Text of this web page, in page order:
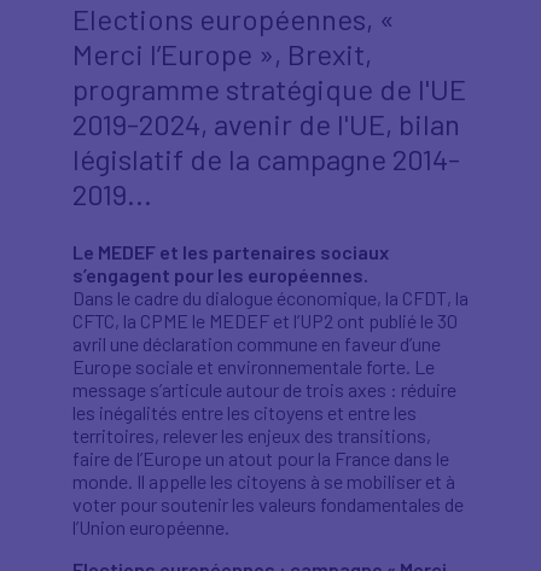
Elections européennes, «
Merci l’Europe », Brexit,
programme stratégique de l'UE
2019-2024, avenir de l'UE, bilan
législatif de la campagne 2014-
2019...
Le MEDEF et les partenaires sociaux
s’engagent pour les européennes.
Dans le cadre du dialogue économique, la CFDT, la
CFTC, la CPME le MEDEF et l’UP2 ont publié le 30
avril une déclaration commune en faveur d’une
Europe sociale et environnementale forte. Le
message s’articule autour de trois axes : réduire
les inégalités entre les citoyens et entre les
territoires, relever les enjeux des transitions,
faire de l’Europe un atout pour la France dans le
monde. Il appelle les citoyens à se mobiliser et à
voter pour soutenir les valeurs fondamentales de
l’Union européenne.